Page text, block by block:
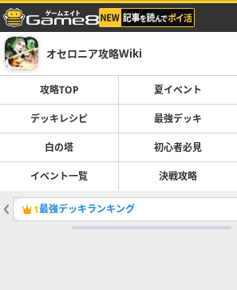
オセロニア攻略Wiki
攻略TOP 夏イベント
デッキレシピ 最強デッキ
白の塔 初心者必見
イベント一覧 決戦攻略
1最強デッキランキング